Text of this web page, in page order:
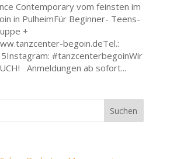
Contemporary vom feinsten im
in PulheimFür Beginner- Teens-
+
begoin.deTel.:
#tanzcenterbegoinWir
Anmeldungen ab sofort...